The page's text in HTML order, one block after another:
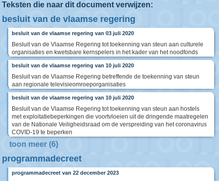
Teksten die naar dit document verwijzen:
besluit van de vlaamse regering
besluit van de vlaamse regering van 03 juli 2020
Besluit van de Vlaamse Regering tot toekenning van steun aan culturele
organisaties en kwetsbare kernspelers in het kader van het noodfonds
besluit van de vlaamse regering van 10 juli 2020
Besluit van de Vlaamse Regering betreffende de toekenning van steun
aan regionale televisieomroeporganisaties
besluit van de vlaamse regering van 10 juli 2020
Besluit van de Vlaamse Regering tot toekenning van steun aan hostels
met exploitatiebeperkingen die voortvloeien uit de dringende maatregelen
van de Nationale Veiligheidsraad om de verspreiding van het coronavirus
COVID-19 te beperken
toon meer (6)
programmadecreet
programmadecreet van 22 december 2023